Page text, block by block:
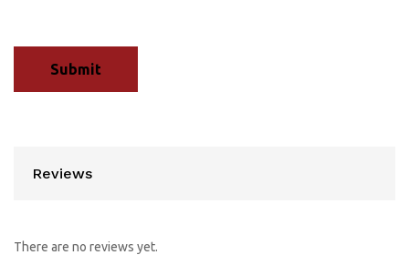
Reviews
There are no reviews yet.